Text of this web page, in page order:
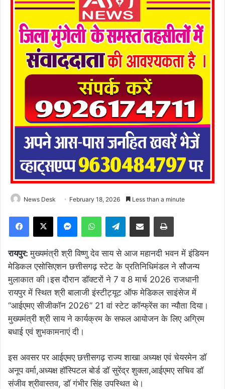
News Desk February 18, 2026 Less than a minute
Facebook
X MessengerWhatsAppTelegramShare via Email Print
रायपुर:मुख्यमंत्री श्री विष्णु देव साय से आज महानदी भवन में इंडियन
मेडिकल एसोसिएशन छत्तीसगढ़ स्टेट के प्रतिनिधिमंडल ने सौजन्य
मुलाकात की।इस दौरान डॉक्टरों ने 7 व 8 मार्च 2026 राजधानी
रायपुर में स्थित श्री बालाजी इंस्टीट्यूट ऑफ मेडिकल साइंसेज में
“आईएमए सीजीकॉन 2026” 21 वां स्टेट कॉन्फ्रेंस का न्यौता दिया।
मुख्यमंत्री श्री साय ने कार्यक्रम के सफल आयोजन के लिए अग्रिम
बधाई एवं शुभकामनाएं दी।
इस अवसर पर आईएमए छत्तीसगढ़ राज्य शाखा अध्यक्ष एवं चेयरमेन डॉ
अनूप वर्मा,अध्यक्ष हॉस्पिटल बोर्ड डॉ सुरेंद्र शुक्ला,आईएमए सचिव डॉ
संजीव श्रीवास्तव, डॉ गंभीर सिंह उपस्थित थे।